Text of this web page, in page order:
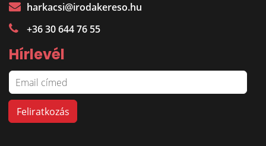
harkacsi@irodakereso.hu
+36 30 644 76 55
Hírlevél